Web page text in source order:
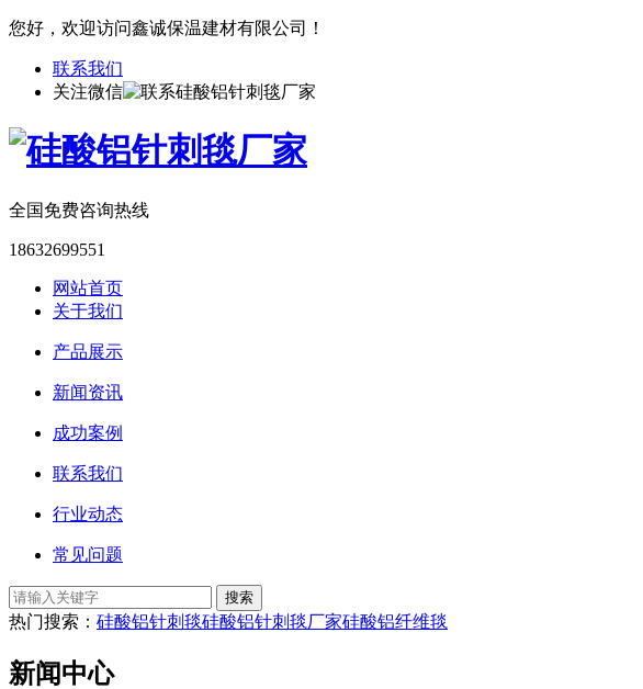
您好，欢迎访问鑫诚保温建材有限公司！
联系我们
关注微信
全国免费咨询热线
18632699551
网站首页
关于我们
产品展示
新闻资讯
成功案例
联系我们
行业动态
常见问题
热门搜索： 硅酸铝针刺毯硅酸铝针刺毯厂家硅酸铝纤维毯
新闻中心